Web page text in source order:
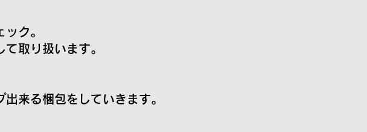
ク。
り扱います。
梱包をしていきます。